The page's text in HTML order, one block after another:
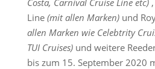
Costa, Carnival Cruise Line etc),
Line(mit allen Marken)und
allen Marken wie Celebtrity
TUI Cruises)und weitere
bis zum 15. September 2020